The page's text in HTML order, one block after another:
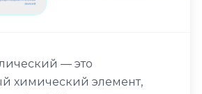
— это
химический элемент,